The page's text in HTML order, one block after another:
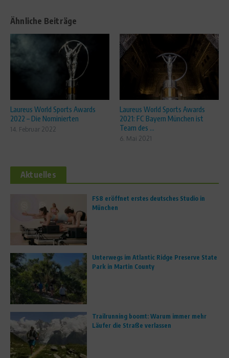
Ähnliche Beiträge
Laureus World Sports Awards
2022 – Die Nominierten
14. Februar 2022
Laureus World Sports Awards
2021: FC Bayern München ist
Team des ...
6. Mai 2021
Aktuelles
FS8 eröffnet erstes deutsches Studio in
München
Unterwegs im Atlantic Ridge Preserve State
Park in Martin County
Trailrunning boomt: Warum immer mehr
Läufer die Straße verlassen